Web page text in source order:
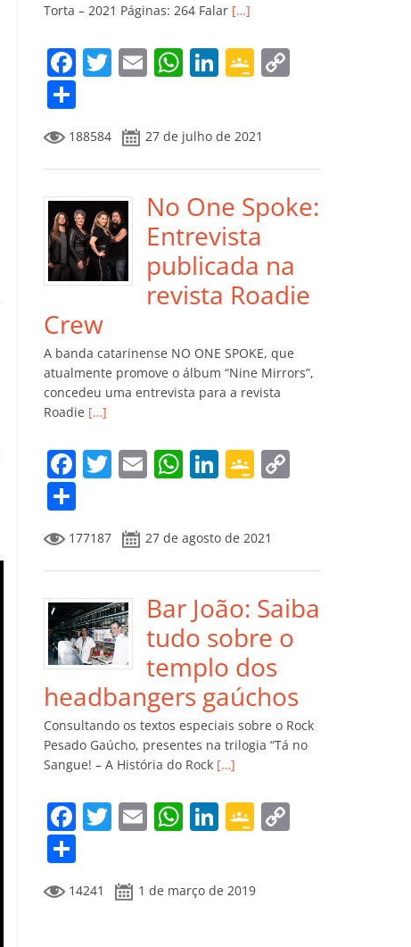
Torta – 2021 Páginas: 264 Falar […]
F
e
b
o
o
k
T
itt
er
E
l
W
s
A
p
p
Li
e
dI
n
G
gl
e
Cl
a
ss
ro
m
Li
n
o
m
p
ar
til
h
ar
188584 27 de julho de 2021
No One Spoke:
Entrevista
publicada na
revista Roadie
Crew
A banda catarinense NO ONE SPOKE, que
atualmente promove o álbum “Nine Mirrors”,
concedeu uma entrevista para a revista
Roadie […]
F
e
b
o
o
k
T
itt
er
E
l
W
s
A
p
p
Li
e
dI
n
G
gl
e
Cl
a
ss
ro
o
m
Li
n
k
o
m
p
ar
til
h
ar
177187 27 de agosto de 2021
Bar João: Saiba
tudo sobre o
templo dos
headbangers gaúchos
Consultando os textos especiais sobre o Rock
Pesado Gaúcho, presentes na trilogia “Tá no
Sangue! – A História do Rock […]
F
e
T
itt
er
E
l
W
s
Li
e
G
gl
o
m
14241 1 de março de 2019